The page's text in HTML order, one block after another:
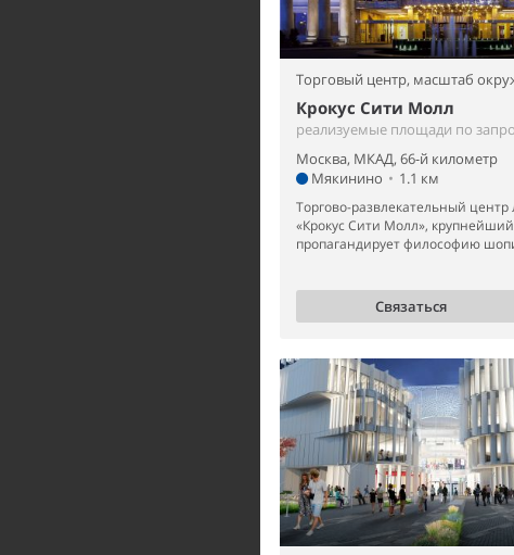
Торговый центр, масштаб
Крокус Сити Молл
реализуемые площади по
Москва, МКАД, 66-й километр
Мякинино • 1.1 км
Торгово-развлекательный центр
«Крокус Сити Молл»,
пропагандирует философию
Связаться